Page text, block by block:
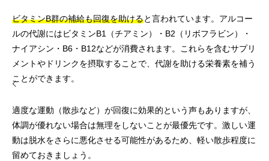
ビタミンB群の補給も回復を助けると言われています。アルコー
ルの代謝にはビタミンB1（チアミン）・B2（リボフラビン）・
ナイアシン・B6・B12などが消費されます。これらを含むサプリ
メントやドリンクを摂取することで、代謝を助ける栄養素を補う
ことができます。
適度な運動（散歩など）が回復に効果的という声もありますが、
体調が優れない場合は無理をしないことが最優先です。激しい運
動は脱水をさらに悪化させる可能性があるため、軽い散歩程度に
留めておきましょう。